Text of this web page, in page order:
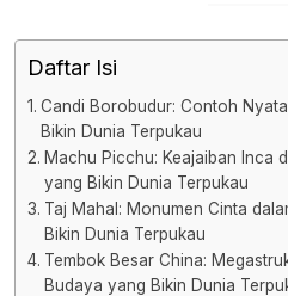
Daftar Isi
Candi Borobudur: Contoh
Bikin Dunia Terpukau
Machu Picchu: Keajaiban Inca
yang Bikin Dunia Terpukau
Taj Mahal: Monumen Cinta
Bikin Dunia Terpukau
Tembok Besar China:
Budaya yang Bikin Dunia